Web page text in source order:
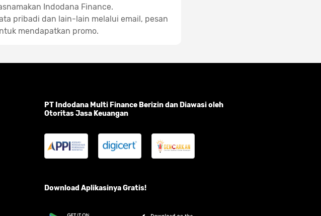
Indodana Finance.
pribadi dan lain-lain melalui email, pesan
mendapatkan promo.
PT Indodana Multi Finance Berizin dan Diawasi oleh
Otoritas Jasa Keuangan
Download Aplikasinya Gratis!